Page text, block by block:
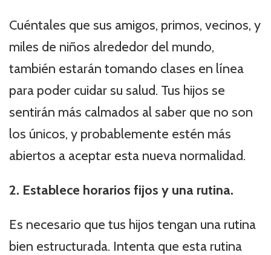
Cuéntales que sus amigos, primos, vecinos, y
miles de niños alrededor del mundo,
también estarán tomando clases en línea
para poder cuidar su salud. Tus hijos se
sentirán más calmados al saber que no son
los únicos, y probablemente estén más
abiertos a aceptar esta nueva normalidad.
2. Establece horarios fijos y una rutina.
Es necesario que tus hijos tengan una rutina
bien estructurada. Intenta que esta rutina